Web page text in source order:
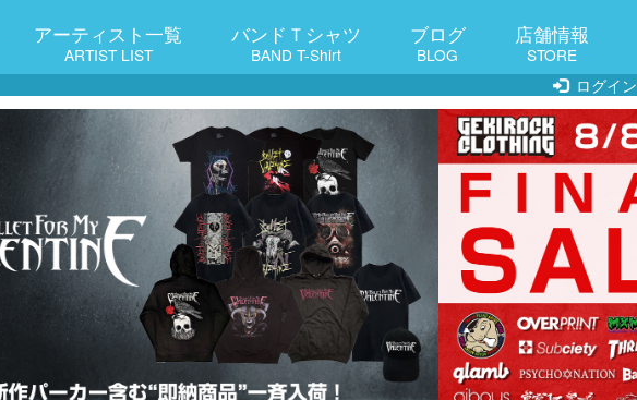
アーティスト一覧
ARTIST LIST
バンドＴシャツ
BAND T-Shirt
ブログ
BLOG
店舗情報
STORE
ログイン